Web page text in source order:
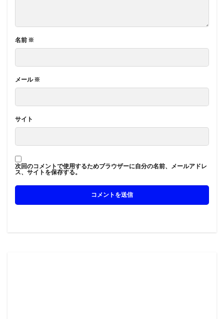
名前 ※
メール※
サイト
次回のコメントで使用するためブラウザーに自分の名前、メールアドレ
ス、サイトを保存する。